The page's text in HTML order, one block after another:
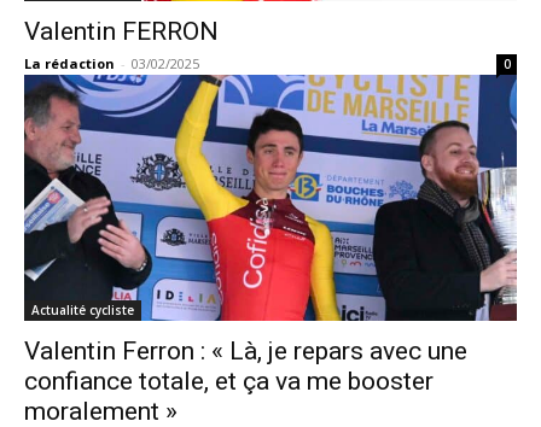
Valentin FERRON
La rédaction - 03/02/2025 0
Actualité cycliste
Valentin Ferron : « Là, je repars avec une
confiance totale, et ça va me booster
moralement »